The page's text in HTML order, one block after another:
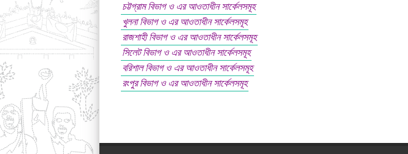
চট্টগ্রাম বিভাগ ও এর আওতাধীন সার্কেলসমূহ
খুলনা বিভাগ ও এর আওতাধীন সার্কেলসমূহ
রাজশাহী বিভাগ ও এর আওতাধীন সার্কেলসমূহ
সিলেট বিভাগ ও এর আওতাধীন সার্কেলসমূহ
বরিশাল বিভাগ ও এর আওতাধীন সার্কেলসমূহ
রংপুর বিভাগ ও এর আওতাধীন সার্কেলসমূহ